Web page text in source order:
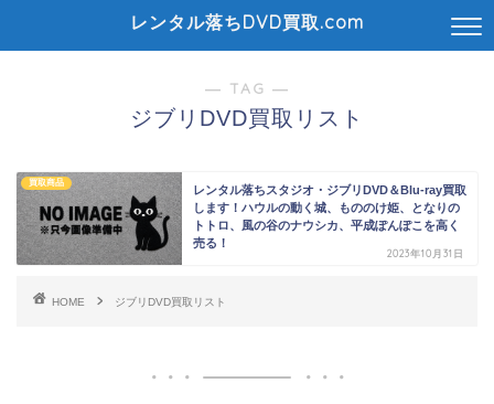
レンタル落ちDVD買取.com
― TAG ―
ジブリDVD買取リスト
買取商品
レンタル落ちスタジオ・ジブリDVD＆Blu-ray買取
します！ハウルの動く城、もののけ姫、となりの
トトロ、風の谷のナウシカ、平成ぽんぽこを高く
売る！
2023年10月31日
HOME ジブリDVD買取リスト